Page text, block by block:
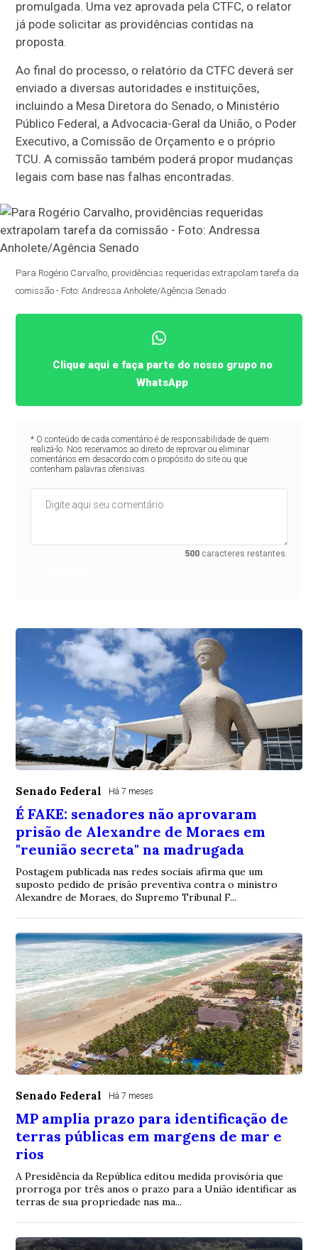
promulgada. Uma vez aprovada pela CTFC, o relator
já pode solicitar as providências contidas na
proposta.
Ao final do processo, o relatório da CTFC deverá ser
enviado a diversas autoridades e instituições,
incluindo a Mesa Diretora do Senado, o Ministério
Público Federal, a Advocacia-Geral da União, o Poder
Executivo, a Comissão de Orçamento e o próprio
TCU. A comissão também poderá propor mudanças
legais com base nas falhas encontradas.
Para Rogério Carvalho, providências requeridas extrapolam tarefa da
comissão - Foto: Andressa Anholete/Agência Senado
Clique aqui e faça parte do nosso grupo no
WhatsApp
* O conteúdo de cada comentário é de responsabilidade de quem
realizá-lo. Nos reservamos ao direito de reprovar ou eliminar
comentários em desacordo com o propósito do site ou que
contenham palavras ofensivas.
500 caracteres restantes.
Senado Federal Há 7 meses
É FAKE: senadores não aprovaram
prisão de Alexandre de Moraes em
"reunião secreta" na madrugada
Postagem publicada nas redes sociais afirma que um
suposto pedido de prisão preventiva contra o ministro
Alexandre de Moraes, do Supremo Tribunal F...
Senado Federal Há 7 meses
MP amplia prazo para identificação de
terras públicas em margens de mar e
rios
A Presidência da República editou medida provisória que
prorroga por três anos o prazo para a União identificar as
terras de sua propriedade nas ma...